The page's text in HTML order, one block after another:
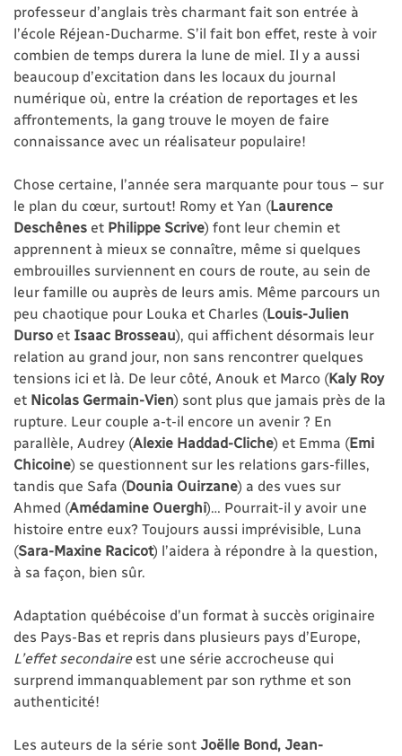
professeur d’anglais très charmant fait son entrée à
l’école Réjean-Ducharme. S’il fait bon effet, reste à voir
combien de temps durera la lune de miel. Il y a aussi
beaucoup d’excitation dans les locaux du journal
numérique où, entre la création de reportages et les
affrontements, la gang trouve le moyen de faire
connaissance avec un réalisateur populaire!
Chose certaine, l’année sera marquante pour tous – sur
le plan du cœur, surtout! Romy et Yan (Laurence
Deschênes et Philippe Scrive) font leur chemin et
apprennent à mieux se connaître, même si quelques
embrouilles surviennent en cours de route, au sein de
leur famille ou auprès de leurs amis. Même parcours un
peu chaotique pour Louka et Charles (Louis-Julien
Durso et Isaac Brosseau), qui affichent désormais leur
relation au grand jour, non sans rencontrer quelques
tensions ici et là. De leur côté, Anouk et Marco (Kaly Roy
et Nicolas Germain-Vien) sont plus que jamais près de la
rupture. Leur couple a-t-il encore un avenir ? En
parallèle, Audrey (Alexie Haddad-Cliche) et Emma (Emi
Chicoine) se questionnent sur les relations gars-filles,
tandis que Safa (Dounia Ouirzane) a des vues sur
Ahmed (Amédamine Ouerghi)… Pourrait-il y avoir une
histoire entre eux? Toujours aussi imprévisible, Luna
(Sara-Maxine Racicot) l’aidera à répondre à la question,
à sa façon, bien sûr.
Adaptation québécoise d’un format à succès originaire
des Pays-Bas et repris dans plusieurs pays d’Europe,
L’effet secondaireest une série accrocheuse qui
surprend immanquablement par son rythme et son
authenticité!
Les auteurs de la série sont Joëlle Bond, Jean-